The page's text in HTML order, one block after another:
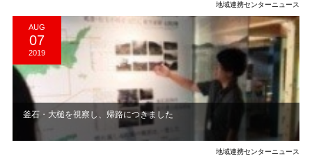
地域連携センターニュース
AUG
07
2019
釜石・大槌を視察し、帰路につきました
地域連携センターニュース